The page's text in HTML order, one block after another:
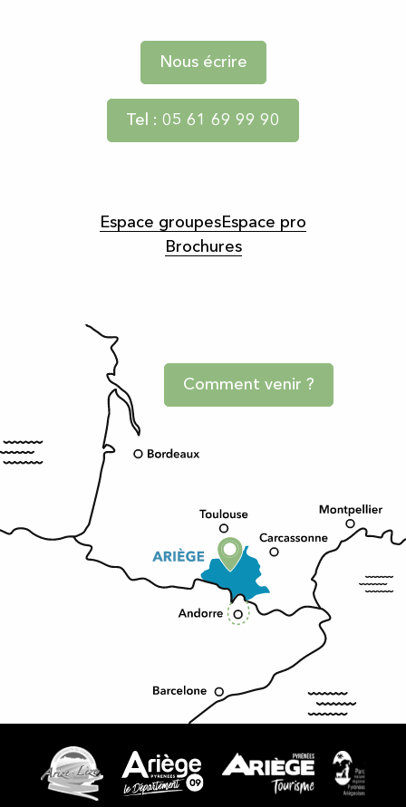
Nous écrire
Tel : 05 61 69 99 90
Espace groupesEspace pro
Brochures
Comment venir ?